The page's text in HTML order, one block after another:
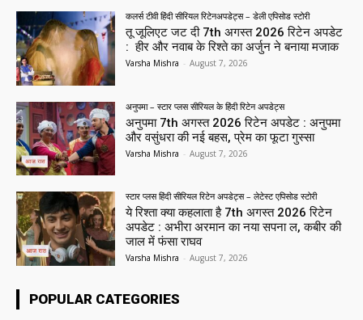
कलर्स टीवी हिंदी सीरियल रिटेनअपडेट्स – डेली एपिसोड स्टोरी
तू जूलिएट जट दी 7th अगस्त 2026 रिटेन अपडेट
: हीर और नवाब के रिश्ते का अर्जुन ने बनाया मजाक
Varsha Mishra - August 7, 2026
अनुपमा – स्टार प्लस सीरियल के हिंदी रिटेन अपडेट्स
अनुपमा 7th अगस्त 2026 रिटेन अपडेट : अनुपमा
और वसुंधरा की नई बहस, प्रेम का फूटा गुस्सा
Varsha Mishra - August 7, 2026
स्टार प्लस हिंदी सीरियल रिटेन अपडेट्स – लेटेस्ट एपिसोड स्टोरी
ये रिश्ता क्या कहलाता है 7th अगस्त 2026 रिटेन
अपडेट : अभीरा अरमान का नया सपना ल, कबीर की
जाल में फंसा राघव
Varsha Mishra - August 7, 2026
POPULAR CATEGORIES